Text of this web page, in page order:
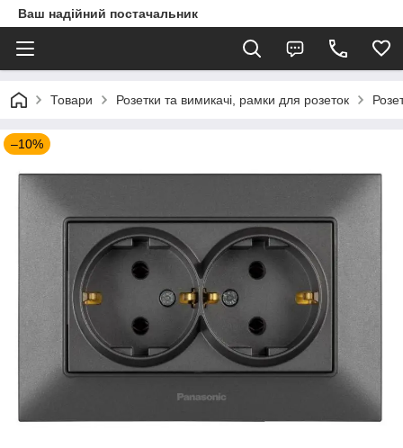
Ваш надійний постачальник
Товари Розетки та вимикачі, рамки для розеток
–10%